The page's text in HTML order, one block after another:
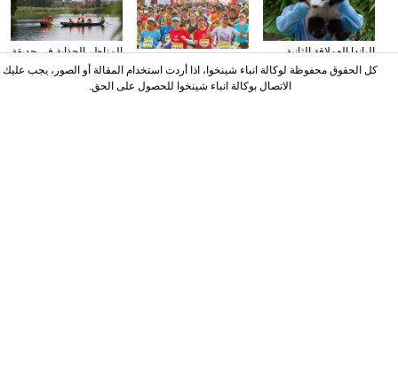
المناظر الجذابة في حديقة
بوتشخي الوطنية للأراضي
الرطبة تشبه رسوما رائعة
لنصف ماراثون في جبل
دانشيا في مقاطعة
الباندا العملاقة الثانية
المولودة في ماليزيا تظهر
أمام الجماهير لأول مرة
كل الحقوق محفوظة لوكالة انباء شينخوا، اذا أردت استخدام المقالة أو الصور، يجب عليك
الاتصال بوكالة انباء شينخوا للحصول على الحق.